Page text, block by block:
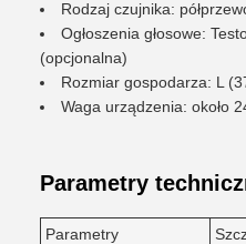
Rodzaj czujnika:
Ogłoszenia głosowe:
(opcjonalna)
Rozmiar gospodarza: L
Waga urządzenia: około
Parametry
Parametry